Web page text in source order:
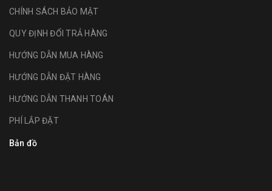
CHÍNH SÁCH BẢO MẬT
QUY ĐỊNH ĐỔI TRẢ HÀNG
HƯỚNG DẪN MUA HÀNG
HƯỚNG DẪN ĐẶT HÀNG
HƯỚNG DẪN THANH TOÁN
PHÍ LẮP ĐẶT
Bản đồ